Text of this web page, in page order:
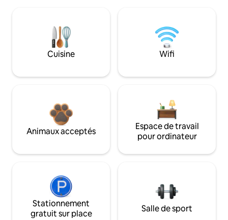
Cuisine Wifi
Animaux acceptés
Espace de travail
pour ordinateur
Stationnement
gratuit sur place
Salle de sport